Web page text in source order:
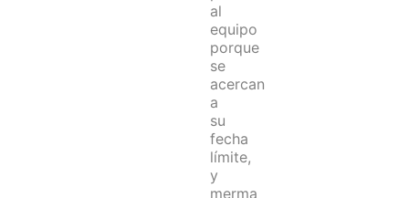
al
equipo
porque
se
acercan
a
su
fecha
límite,
y
merma